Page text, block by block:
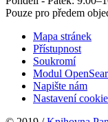
Pouze pro předem
Mapa stránek
Přístupnost
Soukromí
Modul
Napište nám
Nastavení